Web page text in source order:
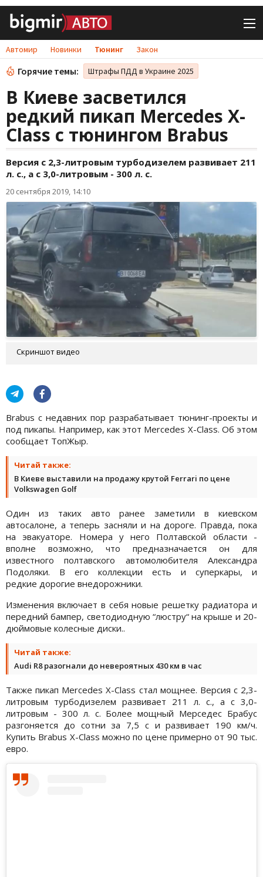
Автомир Новинки Тюнинг Закон
Горячие темы: Штрафы ПДД в Украине 2025
В Киеве засветился
редкий пикап Mercedes X-
Class с тюнингом Brabus
Версия с 2,3-литровым турбодизелем развивает 211
л. с., а с 3,0-литровым - 300 л. с.
20 сентября 2019, 14:10
Скриншот видео
Brabus с недавних пор разрабатывает тюнинг-проекты и
под пикапы. Например, как этот Mercedes X-Class. Об этом
сообщает ТопЖыр.
Читай также:
В Киеве выставили на продажу крутой Ferrari по цене
Volkswagen Golf
Один из таких авто ранее заметили в киевском
автосалоне, а теперь засняли и на дороге. Правда, пока
на эвакуаторе. Номера у него Полтавской области -
вполне возможно, что предназначается он для
известного полтавского автомолюбителя Александра
Подоляки. В его коллекции есть и суперкары, и
редкие дорогие внедорожники.
Изменения включает в себя новые решетку радиатора и
передний бампер, светодиодную “люстру“ на крыше и 20-
дюймовые колесные диски..
Читай также:
Audi R8 разогнали до невероятных 430 км в час
Также пикап Mercedes X-Class стал мощнее. Версия с 2,3-
литровым турбодизелем развивает 211 л. с., а с 3,0-
литровым - 300 л. с. Более мощный Мерседес Брабус
разгоняется до сотни за 7,5 с и развивает 190 км/ч.
Купить Brabus X-Class можно по цене примерно от 90 тыс.
евро.